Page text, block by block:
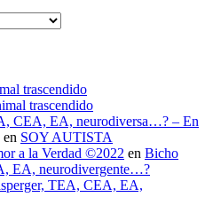
trascendido
trascendido
CEA, EA, neurodiversa…? – En
en SOY AUTISTA
a la Verdad ©2022 en Bicho
EA, neurodivergente…?
TEA, CEA, EA,